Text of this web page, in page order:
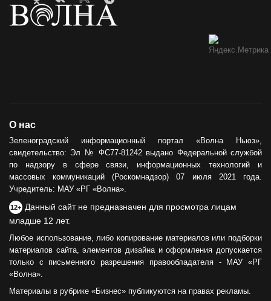
О нас
Зеленоградский информационный портал «Волна Ньюз»,
свидетельство: Эл № ФС77-81242 выдано Федеральной службой
по надзору в сфере связи, информационных технологий и
массовых коммуникаций (Роскомнадзор) 07 июля 2021 года.
Учредитель: МАУ «РГ «Волна».
12+ Данный сайт не предназначен для просмотра лицам
младше 12 лет.
Любое использование, либо копирование материалов или подборки
материалов сайта, элементов дизайна и оформления допускается
только с письменного разрешения правообладателя - МАУ «РГ
«Волна».
Материалы в рубрике «Бизнес» публикуются на правах рекламы.